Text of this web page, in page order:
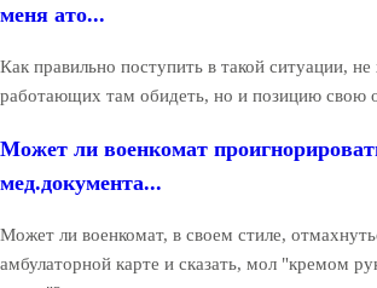
меня ато...
Как правильно поступить в такой ситуации,
работающих там обидеть, но и позицию свою
Может ли военкомат
мед.документа...
Может ли военкомат, в своем стиле,
амбулаторной карте и сказать, мол "кремом